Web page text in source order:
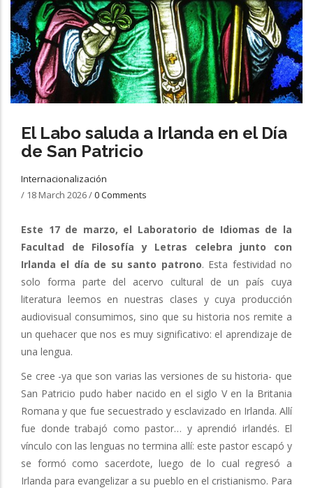
El Labo saluda a Irlanda en el Día
de San Patricio
Internacionalización
/ 18 March 2026/0 Comments
Este 17 de marzo, el Laboratorio de Idiomas de la
Facultad de Filosofía y Letras celebra junto con
Irlanda el día de su santo patrono. Esta festividad no
solo forma parte del acervo cultural de un país cuya
literatura leemos en nuestras clases y cuya producción
audiovisual consumimos, sino que su historia nos remite a
un quehacer que nos es muy significativo: el aprendizaje de
una lengua.
Se cree -ya que son varias las versiones de su historia- que
San Patricio pudo haber nacido en el siglo V en la Britania
Romana y que fue secuestrado y esclavizado en Irlanda. Allí
fue donde trabajó como pastor… y aprendió irlandés. El
vínculo con las lenguas no termina allí: este pastor escapó y
se formó como sacerdote, luego de lo cual regresó a
Irlanda para evangelizar a su pueblo en el cristianismo. Para